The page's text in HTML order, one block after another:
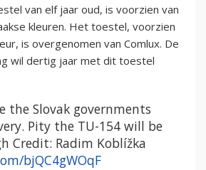
van elf jaar oud, is voorzien van
kleuren. Het toestel, voorzien
is overgenomen van Comlux. De
wil dertig jaar met dit toestel
the Slovak governments
Pity the TU-154 will be
Credit: Radim Koblížka
bjQC4gWOqF